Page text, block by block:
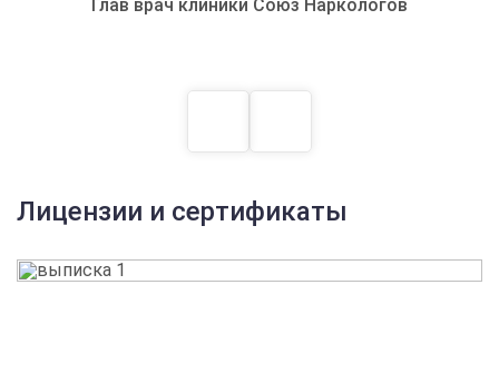
Глав врач клиники Союз Наркологов
Лицензии и сертификаты